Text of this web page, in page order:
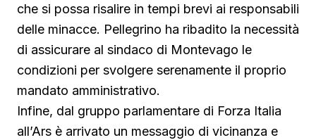
che si possa risalire in tempi brevi ai responsabili
delle minacce. Pellegrino ha ribadito la necessità
di assicurare al sindaco di Montevago le
condizioni per svolgere serenamente il proprio
mandato amministrativo.
Infine, dal gruppo parlamentare di Forza Italia
all’Ars è arrivato un messaggio di vicinanza e